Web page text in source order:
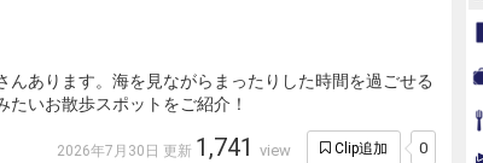
あります。海を見ながらまったりした時間を過ごせる
いお散歩スポットをご紹介！
2026年7月30日 更新 1,741view Clip追加 0